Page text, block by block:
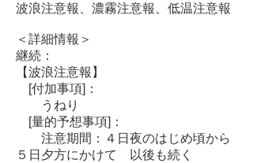
波浪注意報、濃霧注意報、低温注意報
＜詳細情報＞
継続：
【波浪注意報】
[付加事項]：
うねり
[量的予想事項]：
注意期間：４日夜のはじめ頃から
５日夕方にかけて 以後も続く